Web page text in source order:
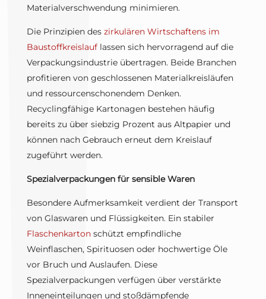
Materialverschwendung minimieren.
Die Prinzipien des zirkulären Wirtschaftens im
Baustoffkreislauflassen sich hervorragend auf die
Verpackungsindustrie übertragen. Beide Branchen
profitieren von geschlossenen Materialkreisläufen
und ressourcenschonendem Denken.
Recyclingfähige Kartonagen bestehen häufig
bereits zu über siebzig Prozent aus Altpapier und
können nach Gebrauch erneut dem Kreislauf
zugeführt werden.
Spezialverpackungen für sensible Waren
Besondere Aufmerksamkeit verdient der Transport
von Glaswaren und Flüssigkeiten. Ein stabiler
Flaschenkartonschützt empfindliche
Weinflaschen, Spirituosen oder hochwertige Öle
vor Bruch und Auslaufen. Diese
Spezialverpackungen verfügen über verstärkte
Inneneinteilungen und stoßdämpfende